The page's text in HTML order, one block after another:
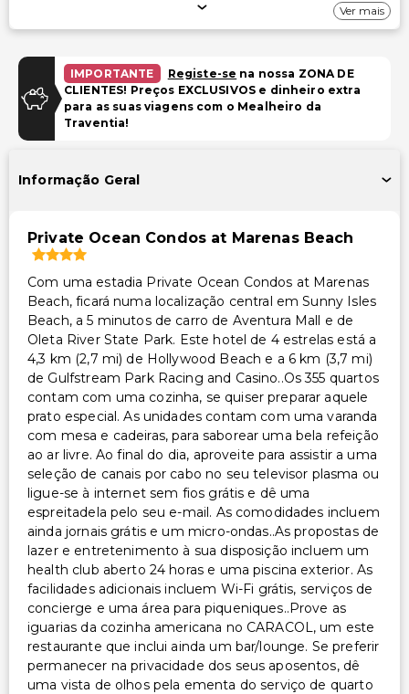
Estacionamento
Estacionamento com manobrista (taxa extra)
Piscina e Bem-estar
Spa de serviço completo
Piscina infantil
Instalações
Instalações de ginástica
Área para piquenique
Outros serviços
Cofre na recepção
Serviço de lavanderia
Serviço de lavanderia/lavagem a seco
Ver mais
IMPORTANTE Registe-se na nossa ZONA DE
CLIENTES! Preços EXCLUSIVOS e dinheiro extra
para as suas viagens com o Mealheiro da
Traventia!
Informação Geral
Private Ocean Condos at Marenas Beach
Com uma estadia Private Ocean Condos at Marenas
Beach, ficará numa localização central em Sunny Isles
Beach, a 5 minutos de carro de Aventura Mall e de
Oleta River State Park. Este hotel de 4 estrelas está a
4,3 km (2,7 mi) de Hollywood Beach e a 6 km (3,7 mi)
de Gulfstream Park Racing and Casino..Os 355 quartos
contam com uma cozinha, se quiser preparar aquele
prato especial. As unidades contam com uma varanda
com mesa e cadeiras, para saborear uma bela refeição
ao ar livre. Ao final do dia, aproveite para assistir a uma
seleção de canais por cabo no seu televisor plasma ou
ligue-se à internet sem fios grátis e dê uma
espreitadela pelo seu e-mail. As comodidades incluem
ainda jornais grátis e um micro-ondas..As propostas de
lazer e entretenimento à sua disposição incluem um
health club aberto 24 horas e uma piscina exterior. As
facilidades adicionais incluem Wi-Fi grátis, serviços de
concierge e uma área para piqueniques..Prove as
iguarias da cozinha americana no CARACOL, um este
restaurante que inclui ainda um bar/lounge. Se preferir
permanecer na privacidade dos seus aposentos, dê
uma vista de olhos pela ementa do serviço de quarto